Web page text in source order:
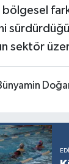
bölgesel
sektör